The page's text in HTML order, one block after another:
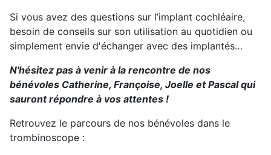
Si vous avez des questions sur l’implant cochléaire,
besoin de conseils sur son utilisation au quotidien ou
simplement envie d'échanger avec des implantés…
N'hésitez pas à venir à la rencontre de nos
bénévoles Catherine, Françoise, Joelle et Pascal qui
sauront répondre à vos attentes !
Retrouvez le parcours de nos bénévoles dans le
trombinoscope :